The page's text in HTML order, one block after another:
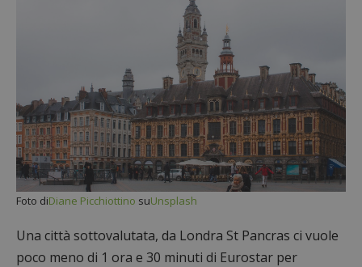
Foto diDiane Picchiottino suUnsplash
Una città sottovalutata, da Londra St Pancras ci vuole
poco meno di 1 ora e 30 minuti di Eurostar per